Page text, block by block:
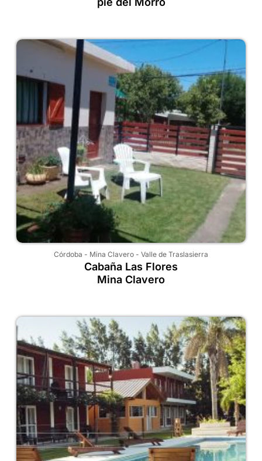
Córdoba - Mina Clavero - Valle de Traslasierra
Cabaña Las Flores
Mina Clavero